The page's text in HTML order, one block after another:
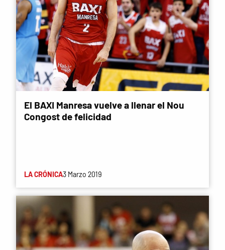
El BAXI Manresa vuelve a llenar el Nou
Congost de felicidad
LA CRÓNICA3 Marzo 2019